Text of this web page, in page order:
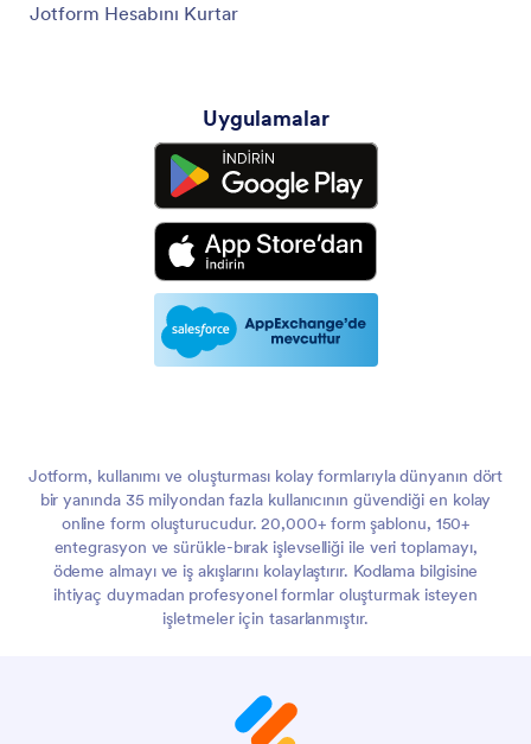
Jotform Hesabını Kurtar
Uygulamalar
Jotform, kullanımı ve oluşturması kolay formlarıyla dünyanın dört
bir yanında 35 milyondan fazla kullanıcının güvendiği en kolay
online form oluşturucudur. 20,000+ form şablonu, 150+
entegrasyon ve sürükle-bırak işlevselliği ile veri toplamayı,
ödeme almayı ve iş akışlarını kolaylaştırır. Kodlama bilgisine
ihtiyaç duymadan profesyonel formlar oluşturmak isteyen
işletmeler için tasarlanmıştır.